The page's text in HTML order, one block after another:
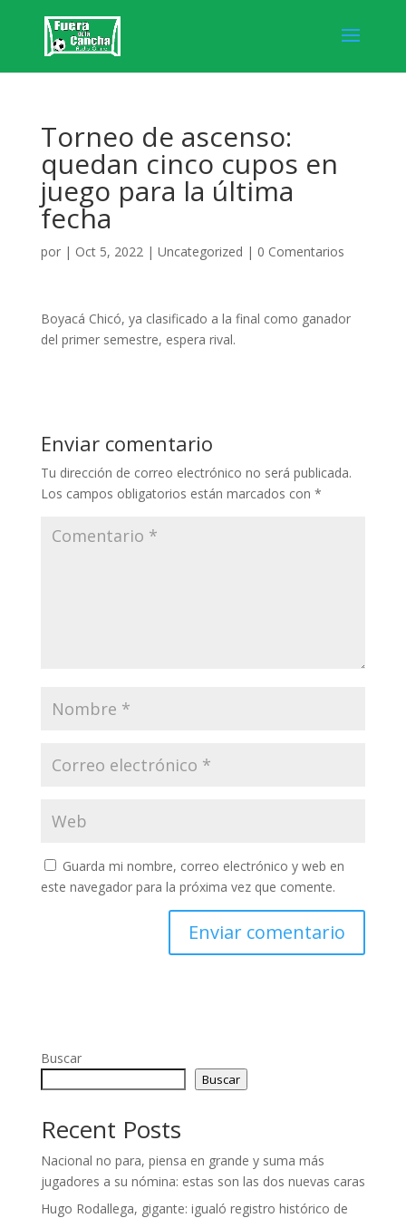
Torneo de ascenso:
quedan cinco cupos en
juego para la última
fecha
por | Oct 5, 2022| Uncategorized | 0 Comentarios
Boyacá Chicó, ya clasificado a la final como ganador
del primer semestre, espera rival.
Enviar comentario
Tu dirección de correo electrónico no será publicada.
Los campos obligatorios están marcados con *
Guarda mi nombre, correo electrónico y web en
este navegador para la próxima vez que comente.
Buscar
Buscar
Recent Posts
Nacional no para, piensa en grande y suma más
jugadores a su nómina: estas son las dos nuevas caras
Hugo Rodallega, gigante: igualó registro histórico de